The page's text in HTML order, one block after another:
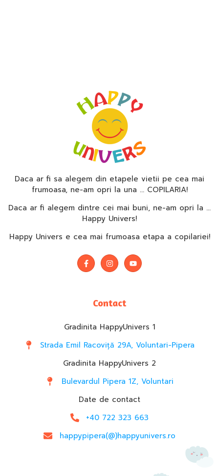
Daca ar fi sa alegem din etapele vietii pe cea mai
frumoasa, ne-am opri la una … COPILARIA!
Daca ar fi alegem dintre cei mai buni, ne-am opri la …
Happy Univers!
Happy Univers e cea mai frumoasa etapa a copilariei!
Contact
Gradinita HappyUnivers 1
Strada Emil Racoviță 29A, Voluntari-Pipera
Gradinita HappyUnivers 2
Bulevardul Pipera 1Z, Voluntari
Date de contact
+40 722 323 663
happypipera(@)happyunivers.ro